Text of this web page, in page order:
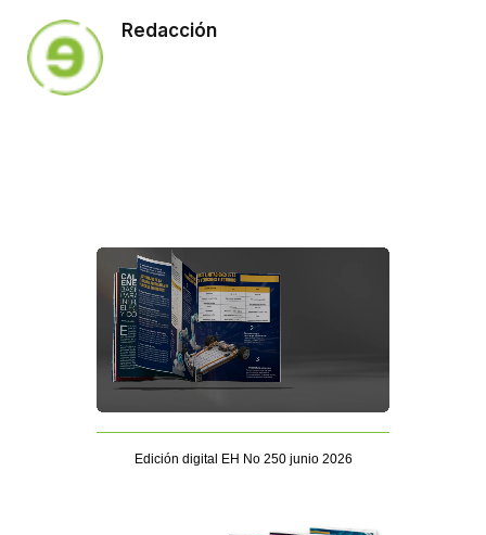
Redacción
Edición digital EH No 250 junio 2026